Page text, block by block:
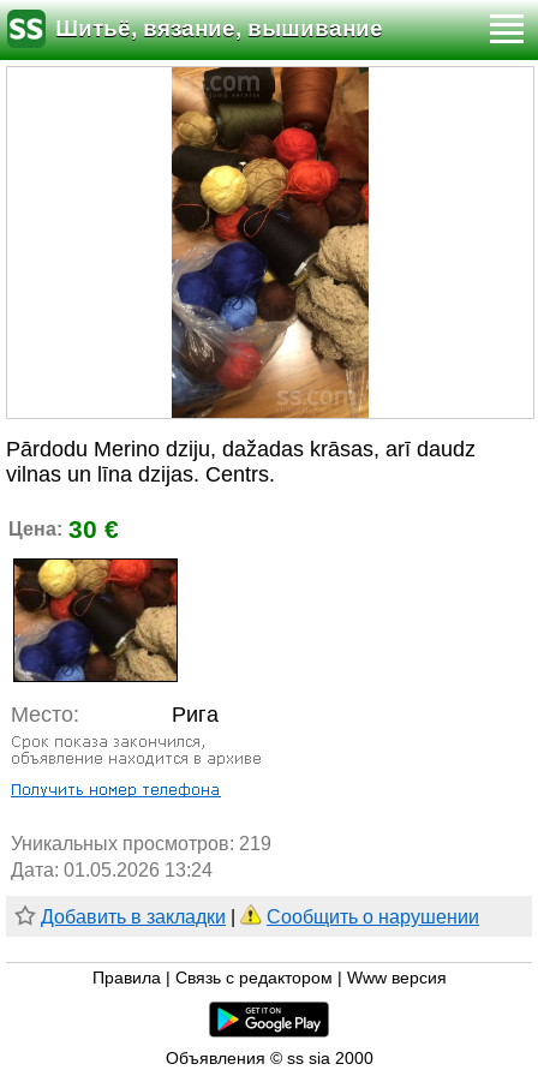
Шитьё, вязание, вышивание
Pārdodu Merino dziju, dažadas krāsas, arī daudz
vilnas un līna dzijas. Centrs.
Цена: 30 €
Место: Рига
Уникальных просмотров: 219
Дата: 01.05.2026 13:24
Добавить в закладки Сообщить о нарушении
Правила Связь с редактором Www версия
Объявления © ss sia 2000